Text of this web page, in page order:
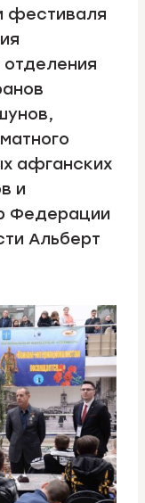
фестиваля
отделения
афганских
и
Федерации
Альберт